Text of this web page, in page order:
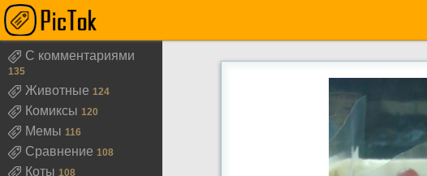
С комментариями
135
Животные 124
Комиксы 120
Мемы 116
Сравнение 108
Коты 108